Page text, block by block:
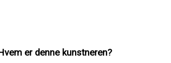
er denne kunstneren?